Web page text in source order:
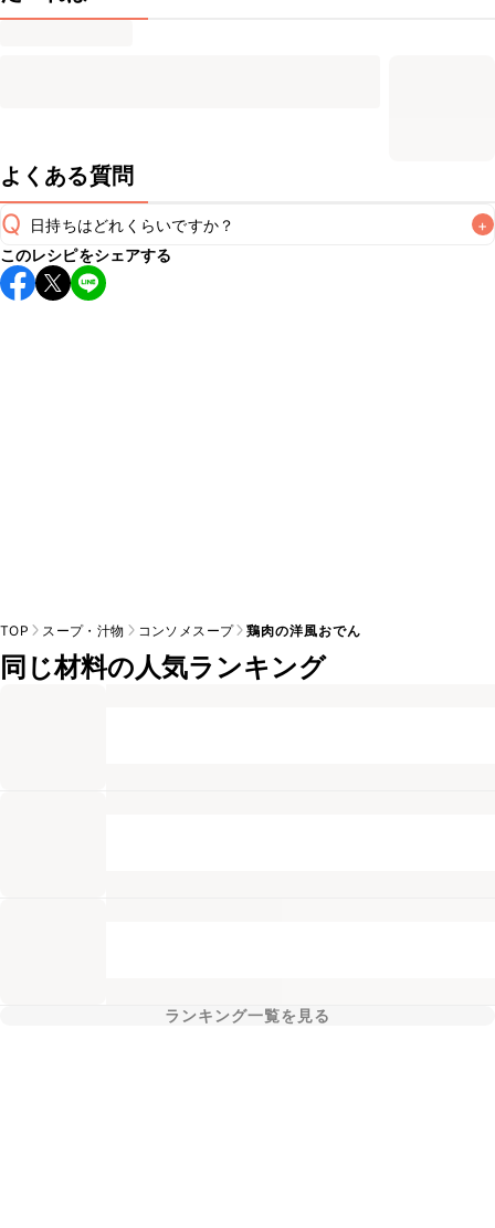
よくある質問
Q 日持ちはどれくらいですか？ +
保存期間は冷蔵で翌日中が目安です。なるべくお早めにお召
し上がりください。
このレシピをシェアする
TOP スープ・汁物 コンソメスープ 鶏肉の洋風おでん
同じ材料の人気ランキング
ランキング一覧を見る